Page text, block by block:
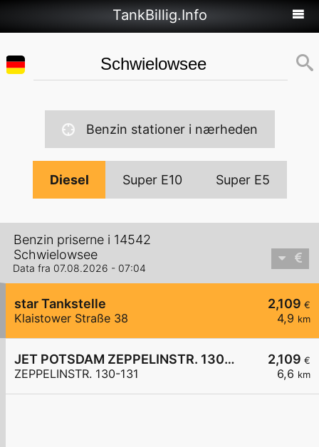
TankBillig.Info
Benzin stationer i nærheden
Diesel Super E10 Super E5
Benzin priserne i 14542
Schwielowsee
Data fra 07.08.2026 - 07:04
2,109 €
4,9 km
star Tankstelle
Klaistower Straße 38
2,109 €
6,6 km
JET POTSDAM ZEPPELINSTR. 130-131
ZEPPELINSTR. 130-131